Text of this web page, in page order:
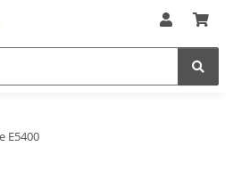
E5400